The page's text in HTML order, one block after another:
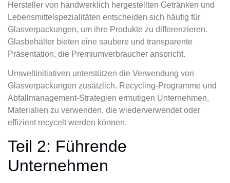
Hersteller von handwerklich hergestellten Getränken und
Lebensmittelspezialitäten entscheiden sich häufig für
Glasverpackungen, um ihre Produkte zu differenzieren.
Glasbehälter bieten eine saubere und transparente
Präsentation, die Premiumverbraucher anspricht.
Umweltinitiativen unterstützen die Verwendung von
Glasverpackungen zusätzlich. Recycling-Programme und
Abfallmanagement-Strategien ermutigen Unternehmen,
Materialien zu verwenden, die wiederverwendet oder
effizient recycelt werden können.
Teil 2: Führende
Unternehmen